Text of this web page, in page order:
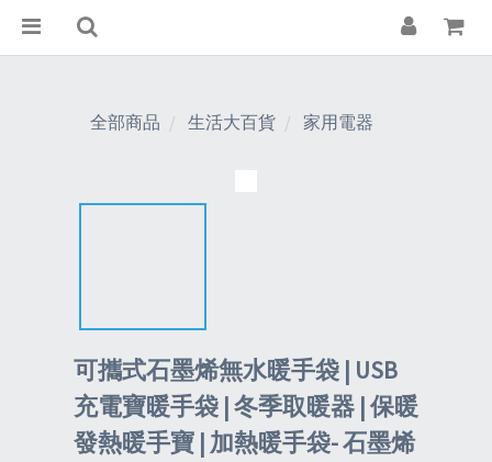
全部商品 生活大百貨 家用電器
可攜式石墨烯無水暖手袋 | USB
充電寶暖手袋 | 冬季取暖器 | 保暖
發熱暖手寶 | 加熱暖手袋- 石墨烯